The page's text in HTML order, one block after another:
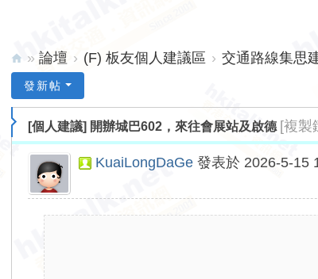
lk.
» 論壇 › (F) 板友個人建議區 › 交通路線集思
發新帖
[個人建議] 開辦城巴602，來往會展站及啟德 [複製
KuaiLongDaGe 發表於 2026-5-15